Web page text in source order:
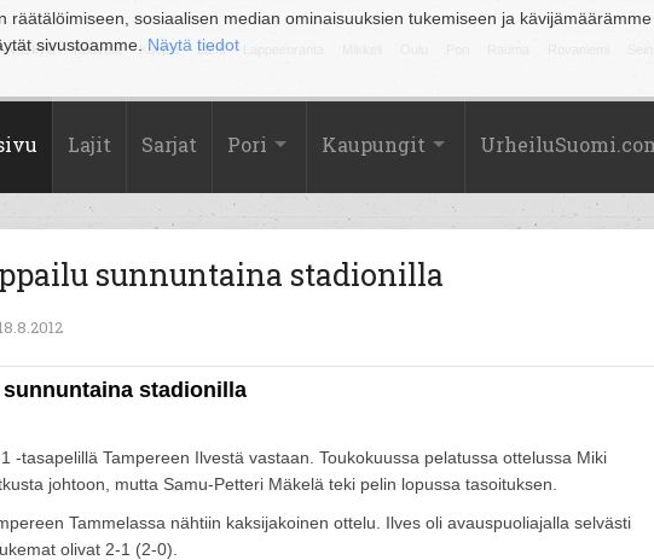
sosiaalisen median ominaisuuksien tukemiseen ja
sivustoamme. Näytä tiedot
Kouvola Kuopio Lahti
Lajit Sarjat Pori Kaupungit
sunnuntaina stadionilla
stadionilla
-tasapelillä Tampereen Ilvestä vastaan. Toukokuussa pelatussa ottelussa Miki
johtoon, mutta Samu-Petteri Mäkelä teki pelin lopussa tasoituksen.
Tammelassa nähtiin kaksijakoinen ottelu. Ilves oli avauspuoliajalla selvästi
olivat 2-1 (2-0).